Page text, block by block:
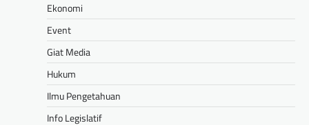
Ekonomi
Event
Giat Media
Hukum
Ilmu Pengetahuan
Info Legislatif